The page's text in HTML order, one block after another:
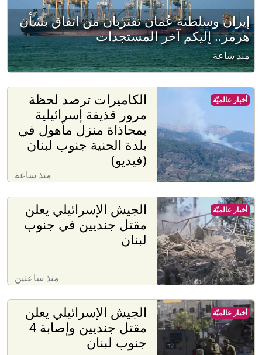
إيران وسلطنة عُمان تقتربان من اتفاق بشأن
هرمز.. إليكم آخر المستجدات
منذ ساعة
الكاميرات ترصد لحظة
مرور قذيفة إسرائيلية
بمحاذاة منزل مأهول في
بلدة الحنية جنوب لبنان
(فيديو)
منذ ساعة
أخبار عالميّة
الجيش الإسرائيلي يعلن
مقتل جنديين في جنوب
لبنان
منذ ساعتين
أخبار عالميّة
الجيش الإسرائيلي يعلن
مقتل جنديين وإصابة 4
جنوب لبنان
أخبار عالميّة